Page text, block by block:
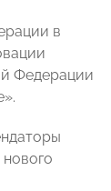
в
Федерации